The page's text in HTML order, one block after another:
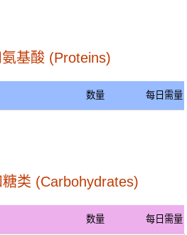
基酸 (Proteins)
数量 每日需量
类 (Carbohydrates)
数量 每日需量